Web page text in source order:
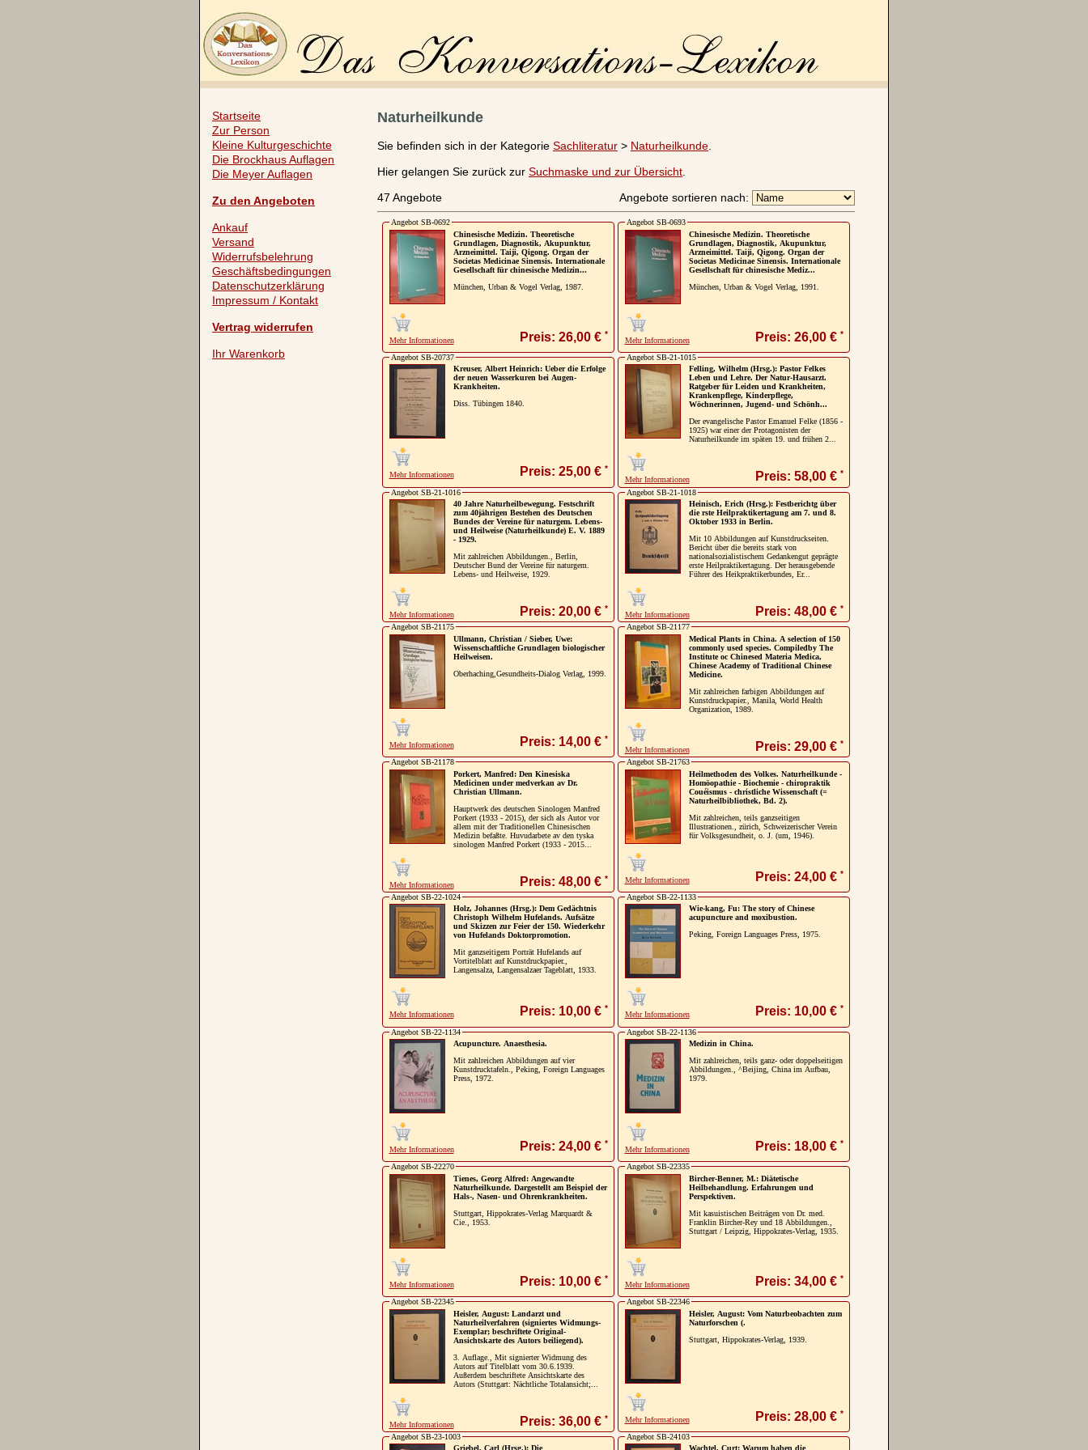
Startseite
Zur Person
Kleine Kulturgeschichte
Die Brockhaus Auflagen
Die Meyer Auflagen
Zu den Angeboten
Ankauf
Versand
Widerrufsbelehrung
Geschäftsbedingungen
Datenschutzerklärung
Impressum / Kontakt
Vertrag widerrufen
Ihr Warenkorb
Naturheilkunde
Sie befinden sich in der Kategorie Sachliteratur > Naturheilkunde
Hier gelangen Sie zurück zur Suchmaske und zur Übersicht
47 Angebote
Angebote sortieren nach:
Angebot SB-0692
Chinesische Medizin. Theoretische
Grundlagen, Diagnostik, Akupunktur,
Arzneimittel. Taiji, Qigong. Organ der
Societas Medicinae Sinensis. Internationale
Gesellschaft für chinesische Medizin...
München, Urban & Vogel Verlag, 1987.
Mehr Informationen Preis: 26,00 € *
Angebot SB-0693
Chinesische Medizin. Theoretische
Grundlagen, Diagnostik, Akupunktur,
Arzneimittel. Taiji, Qigong. Organ der
Societas Medicinae Sinensis. Internationale
Gesellschaft für chinesische Mediz...
München, Urban & Vogel Verlag, 1991.
Mehr Informationen Preis: 26,00 € *
Angebot SB-20737
Kreuser, Albert Heinrich: Ueber die Erfolge
der neuen Wasserkuren bei Augen-
Krankheiten.
Diss. Tübingen 1840.
Mehr Informationen Preis: 25,00 € *
Angebot SB-21-1015
Felling, Wilhelm (Hrsg.): Pastor Felkes
Leben und Lehre. Der Natur-Hausarzt.
Ratgeber für Leiden und Krankheiten,
Krankenpflege, Kinderpflege,
Wöchnerinnen, Jugend- und Schönh...
Der evangelische Pastor Emanuel Felke (1856 -
1925) war einer der Protagonisten der
Naturheilkunde im späten 19. und frühen 2...
Mehr Informationen Preis: 58,00 € *
Angebot SB-21-1016
40 Jahre Naturheilbewegung. Festschrift
zum 40jährigen Bestehen des Deutschen
Bundes der Vereine für naturgem. Lebens-
und Heilweise (Naturheilkunde) E. V. 1889
- 1929.
Mit zahlreichen Abbildungen., Berlin,
Deutscher Bund der Vereine für naturgem.
Lebens- und Heilweise, 1929.
Mehr Informationen Preis: 20,00 € *
Angebot SB-21-1018
Heinisch, Erich (Hrsg.): Festberichtg über
die rste Heilpraktikertagung am 7. und 8.
Oktober 1933 in Berlin.
Mit 10 Abbildungen auf Kunstdruckseiten.
Bericht über die bereits stark von
nationalsozialistischem Gedankengut geprägte
erste Heilpraktikertagung. Der herausgebende
Führer des Heikpraktikerbundes, Er...
Mehr Informationen Preis: 48,00 € *
Angebot SB-21175
Ullmann, Christian / Sieber, Uwe:
Wissenschaftliche Grundlagen biologischer
Heilweisen.
Oberhaching,Gesundheits-Dialog Verlag, 1999.
Mehr Informationen Preis: 14,00 € *
Angebot SB-21177
Medical Plants in China. A selection of 150
commonly used species. Compiledby The
Institute oc Chinesed Materia Medica,
Chinese Academy of Traditional Chinese
Medicine.
Mit zahlreichen farbigen Abbildungen auf
Kunstdruckpapier., Manila, World Health
Organization, 1989.
Mehr Informationen Preis: 29,00 € *
Angebot SB-21178
Porkert, Manfred: Den Kinesiska
Medicinen under medverkan av Dr.
Christian Ullmann.
Hauptwerk des deutschen Sinologen Manfred
Porkert (1933 - 2015), der sich als Autor vor
allem mit der Traditionellen Chinesischen
Medizin befaßte. Huvudarbete av den tyska
sinologen Manfred Porkert (1933 - 2015...
Mehr Informationen Preis: 48,00 € *
Angebot SB-21763
Heilmethoden des Volkes. Naturheilkunde -
Homöopathie - Biochemie - chiropraktik
Couéismus - christliche Wissenschaft (=
Naturheilbibliothek, Bd. 2).
Mit zahlreichen, teils ganzseitigen
Illustrationen., zürich, Schweizerischer Verein
für Volksgesundheit, o. J. (um, 1946).
Mehr Informationen Preis: 24,00 € *
Angebot SB-22-1024
Holz, Johannes (Hrsg.): Dem Gedächtnis
Christoph Wilhelm Hufelands. Aufsätze
und Skizzen zur Feier der 150. Wiederkehr
von Hufelands Doktorpromotion.
Mit ganzseitigem Porträt Hufelands auf
Vortitelblatt auf Kunstdruckpapier.,
Langensalza, Langensalzaer Tageblatt, 1933.
Mehr Informationen Preis: 10,00 € *
Angebot SB-22-1133
Wie-kang, Fu: The story of Chinese
acupuncture and moxibustion.
Peking, Foreign Languages Press, 1975.
Mehr Informationen Preis: 10,00 € *
Angebot SB-22-1134
Acupuncture. Anaesthesia.
Mit zahlreichen Abbildungen auf vier
Kunstdrucktafeln., Peking, Foreign Languages
Press, 1972.
Mehr Informationen Preis: 24,00 € *
Angebot SB-22-1136
Medizin in China.
Mit zahlreichen, teils ganz- oder doppelseitigen
Abbildungen., ^Beijing, China im Aufbau,
1979.
Mehr Informationen Preis: 18,00 € *
Angebot SB-22270
Tienes, Georg Alfred: Angewandte
Naturheilkunde. Dargestellt am Beispiel der
Hals-, Nasen- und Ohrenkrankheiten.
Stuttgart, Hippokrates-Verlag Marquardt &
Cie., 1953.
Mehr Informationen Preis: 10,00 € *
Angebot SB-22335
Bircher-Benner, M.: Diätetische
Heilbehandlung. Erfahrungen und
Perspektiven.
Mit kasuistischen Beiträgen von Dr. med.
Franklin Bircher-Rey und 18 Abbildungen.,
Stuttgart / Leipzig, Hippokrates-Verlag, 1935.
Mehr Informationen Preis: 34,00 € *
Angebot SB-22345
Heisler, August: Landarzt und
Naturheilverfahren (signiertes Widmungs-
Exemplar; beschriftete Original-
Ansichtskarte des Autors beiliegend).
3. Auflage., Mit signierter Widmung des
Autors auf Titelblatt vom 30.6.1939.
Außerdem beschriftete Ansichtskarte des
Autors (Stuttgart: Nächtliche Totalansicht;...
Mehr Informationen Preis: 36,00 € *
Angebot SB-22346
Heisler, August: Vom Naturbeobachten zum
Naturforschen (.
Stuttgart, Hippokrates-Verlag, 1939.
Mehr Informationen Preis: 28,00 € *
Angebot SB-23-1003
Griebel, Carl (Hrsg.): Die
Angebot SB-24103
Wachtel, Curt: Warum haben die